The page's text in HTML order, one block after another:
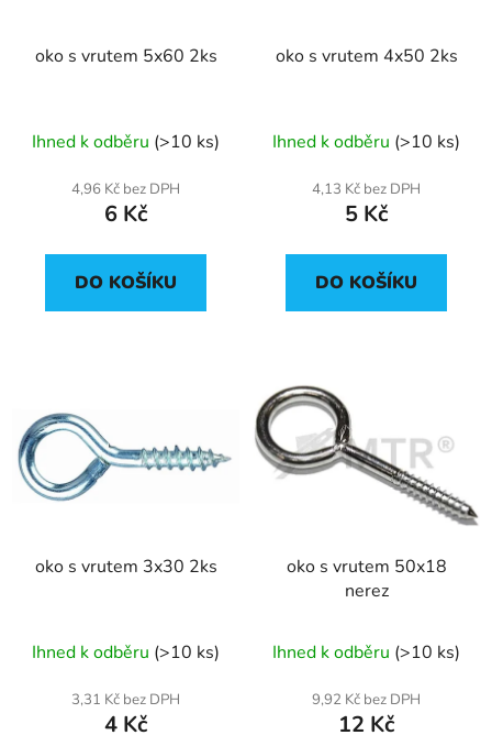
oko s vrutem 5x60 2ks
Ihned k odběru (>10 ks)
4,96 Kč bez DPH
6 Kč
DO KOŠÍKU
oko s vrutem 4x50 2ks
Ihned k odběru (>10 ks)
4,13 Kč bez DPH
5 Kč
DO KOŠÍKU
oko s vrutem 3x30 2ks
Ihned k odběru (>10 ks)
3,31 Kč bez DPH
4 Kč
oko s vrutem 50x18
nerez
Ihned k odběru (>10 ks)
9,92 Kč bez DPH
12 Kč